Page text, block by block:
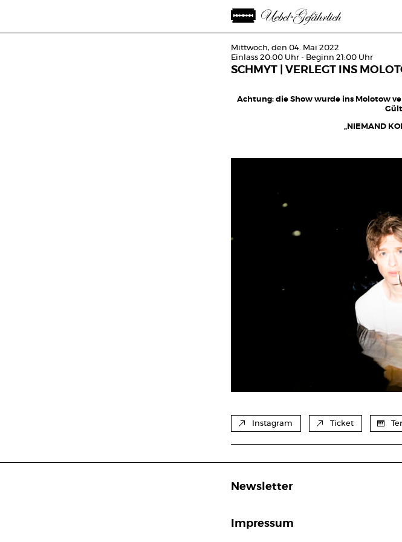
Mittwoch, den 04. Mai 2022
Einlass 20:00 Uhr - Beginn 21:00 Uhr
SCHMYT | VERLEGT INS
Achtung: die Show wurde ins Molotow
„NIEMAND
Instagram Ticket
Newsletter
Impressum